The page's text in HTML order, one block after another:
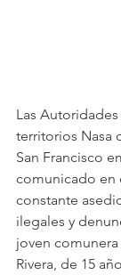
Las
territorios Nasa
San Francisco
comunicado en
constante
ilegales y
joven
Rivera, de 15